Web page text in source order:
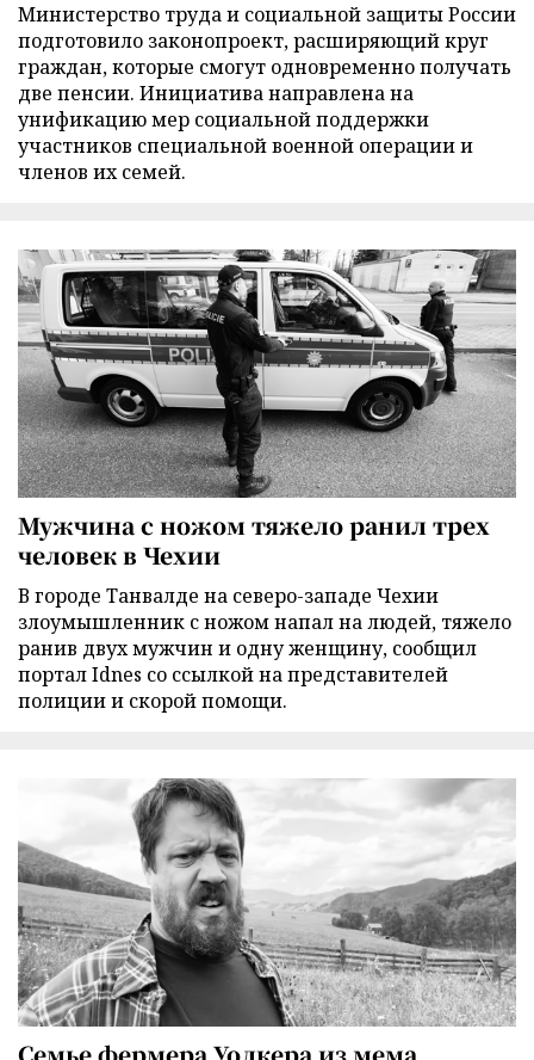
Министерство труда и социальной защиты России
подготовило законопроект, расширяющий круг
граждан, которые смогут одновременно получать
две пенсии. Инициатива направлена на
унификацию мер социальной поддержки
участников специальной военной операции и
членов их семей.
Мужчина с ножом тяжело ранил трех
человек в Чехии
В городе Танвалде на северо-западе Чехии
злоумышленник с ножом напал на людей, тяжело
ранив двух мужчин и одну женщину, сообщил
портал Idnes со ссылкой на представителей
полиции и скорой помощи.
Семье фермера Уолкера из мема